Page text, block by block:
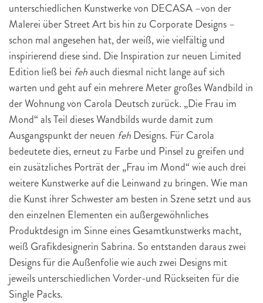
unterschiedlichen Kunstwerke von DECASA –von der
Malerei über Street Art bis hin zu Corporate Designs –
schon mal angesehen hat, der weiß, wie vielfältig und
inspirierend diese sind. Die Inspiration zur neuen Limited
Edition ließ bei fehauch diesmal nicht lange auf sich
warten und geht auf ein mehrere Meter großes Wandbild in
der Wohnung von Carola Deutsch zurück. „Die Frau im
Mond“ als Teil dieses Wandbilds wurde damit zum
Ausgangspunkt der neuen fehDesigns. Für Carola
bedeutete dies, erneut zu Farbe und Pinsel zu greifen und
ein zusätzliches Porträt der „Frau im Mond“ wie auch drei
weitere Kunstwerke auf die Leinwand zu bringen. Wie man
die Kunst ihrer Schwester am besten in Szene setzt und aus
den einzelnen Elementen ein außergewöhnliches
Produktdesign im Sinne eines Gesamtkunstwerks macht,
weiß Grafikdesignerin Sabrina. So entstanden daraus zwei
Designs für die Außenfolie wie auch zwei Designs mit
jeweils unterschiedlichen Vorder-und Rückseiten für die
Single Packs.